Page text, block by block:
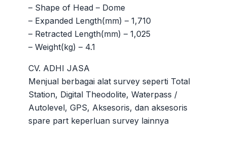
– Shape of Head – Dome
– Expanded Length(mm) – 1,710
– Retracted Length(mm) – 1,025
– Weight(kg) – 4.1
CV. ADHI JASA
Menjual berbagai alat survey seperti Total
Station, Digital Theodolite, Waterpass /
Autolevel, GPS, Aksesoris, dan aksesoris
spare part keperluan survey lainnya